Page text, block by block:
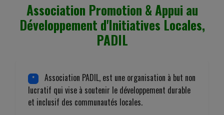
Association Promotion & Appui au
Développement d'Initiatives Locales,
PADIL
*
Association PADIL, est une organisation à but non
lucratif qui vise à soutenir le développement durable
et inclusif des communautés locales.